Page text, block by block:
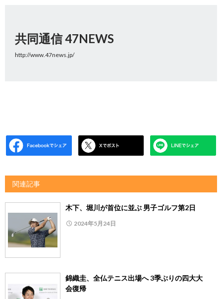
共同通信 47NEWS
http://www.47news.jp/
関連記事
木下、堀川が首位に並ぶ 男子ゴルフ第2日
2024年5月24日
錦織圭、全仏テニス出場へ 3季ぶりの四大大
会復帰